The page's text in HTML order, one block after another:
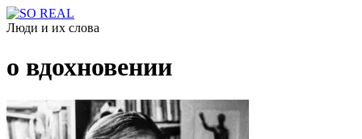
Люди и их слова
о вдохновении